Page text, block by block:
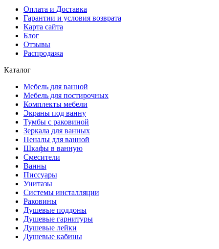
Оплата и Доставка
Гарантии и условия возврата
Карта сайта
Блог
Отзывы
Распродажа
Каталог
Мебель для ванной
Мебель для постирочных
Комплекты мебели
Экраны под ванну
Тумбы с раковиной
Зеркала для ванных
Пеналы для ванной
Шкафы в ванную
Смесители
Ванны
Писсуары
Унитазы
Системы инсталляции
Раковины
Душевые поддоны
Душевые гарнитуры
Душевые лейки
Душевые кабины